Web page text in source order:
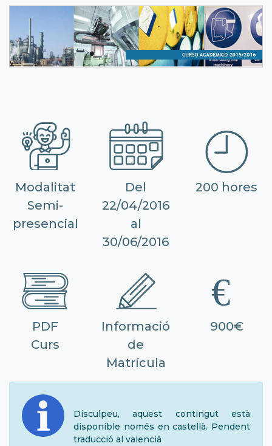
Modalitat
Semi-
presencial
Del
22/04/2016
al
30/06/2016
200 hores
PDF
Curs
Informació
de
Matrícula
900€
Disculpeu, aquest contingut està
disponible només en castellà. Pendent
traducció al valencià